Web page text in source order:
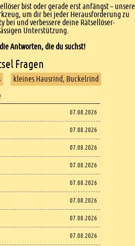
bist oder gerade erst anfängst – unsere
um dir bei jeder Herausforderung zu
und verbessere deine Rätsellöser-
Unterstützung.
Antworten, die du suchst!
Fragen
kleines Hausrind, Buckelrind
07.08.2026
07.08.2026
07.08.2026
07.08.2026
07.08.2026
07.08.2026
07.08.2026
07.08.2026